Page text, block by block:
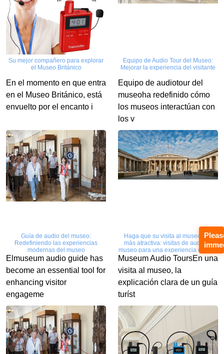
Su mejor compañero para explorar
el Museo Británico
En el momento en que entra
en el Museo Británico, está
envuelto por el encanto i
Equipo de Audio Tour del Museo:
Mejorar la experiencia del visitante
Equipo de audiotour del
museoha redefinido cómo
los museos interactúan con
los v
Guía de audio del museo:
Redefiniendo las experiencias
modernas del museo
Elmuseum audio guide has
become an essential tool for
enhancing visitor
engageme
Haga que su visita al museo sea
más atractiva: visitas de audio al
museo para una experiencia cultural
inmersiva
Museum Audio ToursEn una
visita al museo, la
explicación clara de un guía
turíst